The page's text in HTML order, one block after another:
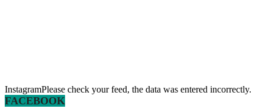
InstagramPlease check your feed, the data was entered incorrectly.
FACEBOOK